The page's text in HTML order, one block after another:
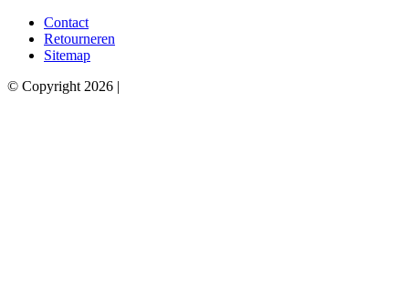
Contact
Retourneren
Sitemap
© Copyright 2026 |